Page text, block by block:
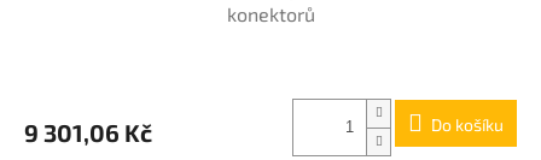
konektorů
9 301,06 Kč Do košíku